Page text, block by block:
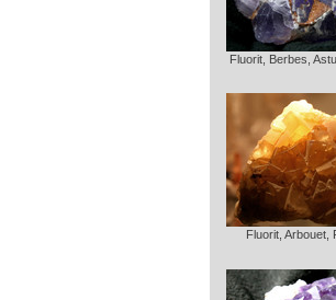
Fluorit, Berbes,
Fluorit, Arbouet,